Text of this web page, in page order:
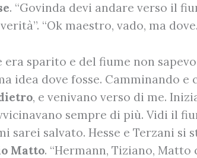
. “Govinda devi andare verso il
“Ok maestro, vado, ma
sparito e del fiume non
idea dove fosse. Camminando e
, e venivano verso di me.
sempre di più. Vidi il
sarei salvato. Hesse e Terzani si
Matto. “Hermann, Tiziano, Matto